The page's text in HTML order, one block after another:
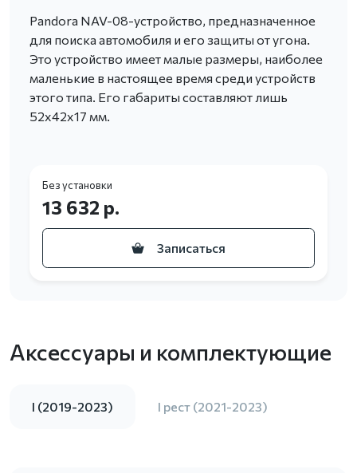
Pandora NAV-08-устройство, предназначенное
для поиска автомобиля и его защиты от угона.
Это устройство имеет малые размеры, наиболее
маленькие в настоящее время среди устройств
этого типа. Его габариты составляют лишь
52х42х17 мм.
Без установки
13 632 р.
Записаться
Аксессуары и комплектующие
I (2019-2023) I рест (2021-2023)